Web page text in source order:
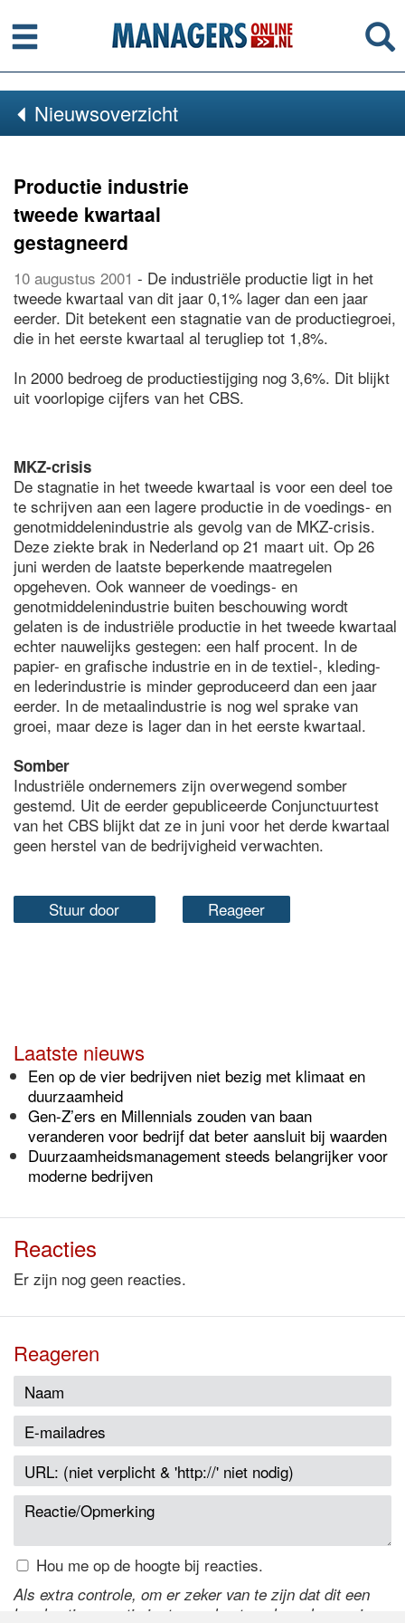
Menu
Nieuwsoverzicht
Productie industrie
tweede kwartaal
gestagneerd
10 augustus 2001 - De industriële productie ligt in het
tweede kwartaal van dit jaar 0,1% lager dan een jaar
eerder. Dit betekent een stagnatie van de productiegroei,
die in het eerste kwartaal al terugliep tot 1,8%.
In 2000 bedroeg de productiestijging nog 3,6%. Dit blijkt
uit voorlopige cijfers van het CBS.
MKZ-crisis
De stagnatie in het tweede kwartaal is voor een deel toe
te schrijven aan een lagere productie in de voedings- en
genotmiddelenindustrie als gevolg van de MKZ-crisis.
Deze ziekte brak in Nederland op 21 maart uit. Op 26
juni werden de laatste beperkende maatregelen
opgeheven. Ook wanneer de voedings- en
genotmiddelenindustrie buiten beschouwing wordt
gelaten is de industriële productie in het tweede kwartaal
echter nauwelijks gestegen: een half procent. In de
papier- en grafische industrie en in de textiel-, kleding-
en lederindustrie is minder geproduceerd dan een jaar
eerder. In de metaalindustrie is nog wel sprake van
groei, maar deze is lager dan in het eerste kwartaal.
Somber
Industriële ondernemers zijn overwegend somber
gestemd. Uit de eerder gepubliceerde Conjunctuurtest
van het CBS blijkt dat ze in juni voor het derde kwartaal
geen herstel van de bedrijvigheid verwachten.
Stuur door Reageer
Laatste nieuws
Een op de vier bedrijven niet bezig met klimaat en
duurzaamheid
Gen-Z’ers en Millennials zouden van baan
veranderen voor bedrijf dat beter aansluit bij waarden
Duurzaamheidsmanagement steeds belangrijker voor
moderne bedrijven
Reacties
Er zijn nog geen reacties.
Reageren
Hou me op de hoogte bij reacties.
Als extra controle, om er zeker van te zijn dat dit een
handmatige reactie is, typ onderstaande code over in